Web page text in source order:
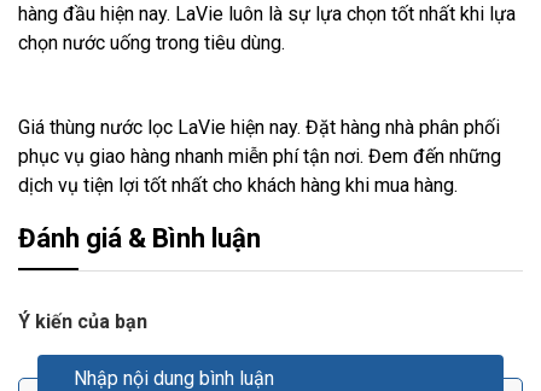
hàng đầu hiện nay. LaVie luôn là sự lựa chọn tốt nhất khi lựa
chọn nước uống trong tiêu dùng.
Giá thùng nước lọc LaVie hiện nay. Đặt hàng nhà phân phối
phục vụ giao hàng nhanh miễn phí tận nơi. Đem đến những
dịch vụ tiện lợi tốt nhất cho khách hàng khi mua hàng.
Đánh giá & Bình luận
Ý kiến của bạn
Nhập nội dung bình luận